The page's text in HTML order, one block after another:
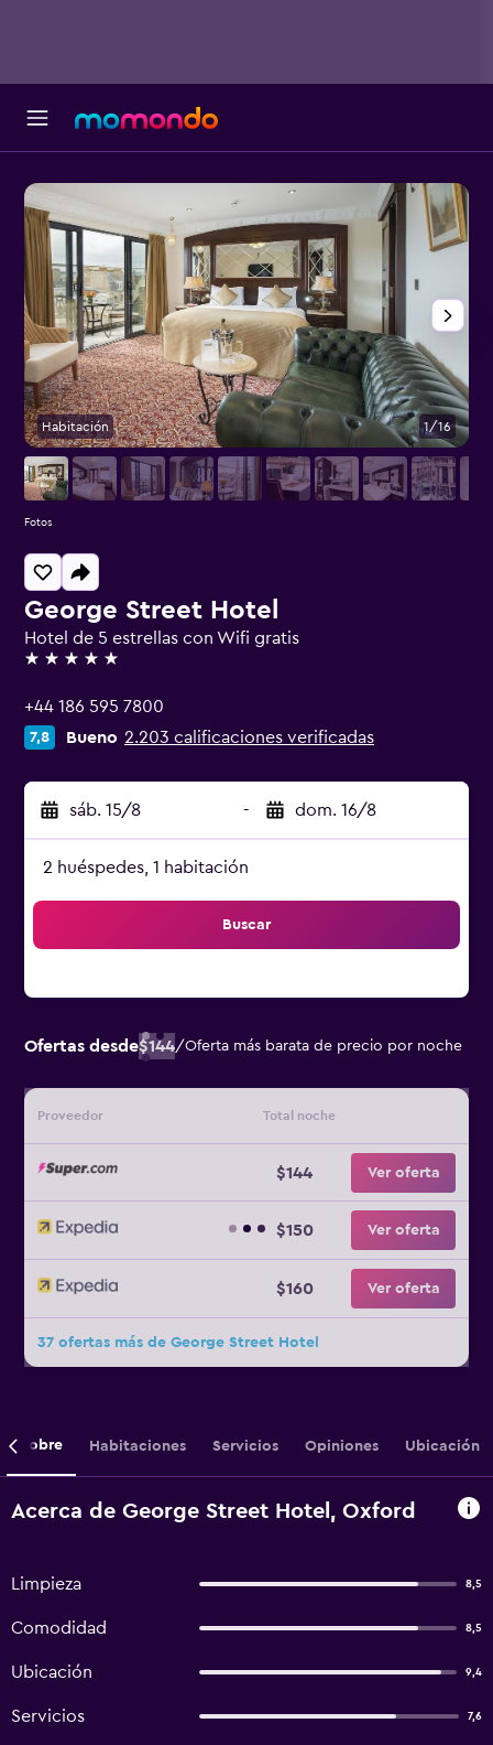
George Street Hotel
Hotel de 5 estrellas con Wifi gratis
5 estrellas
+44 186 595 7800
7,8 Bueno 2.203 calificaciones verificadas
sáb. 15/8 - dom. 16/8
2 huéspedes, 1 habitación
Buscar
Ofertas desde$144/Oferta más barata de precio por noche
Proveedor Total noche
$144 Ver oferta
$150 Ver oferta
$160 Ver oferta
37 ofertas más de George Street Hotel
Habitación 1/16
Fotos
Sobre Habitaciones Servicios Opiniones Ubicación
Acerca de George Street Hotel, Oxford
Limpieza 8,5
Comodidad 8,5
Ubicación 9,4
Servicios 7,6